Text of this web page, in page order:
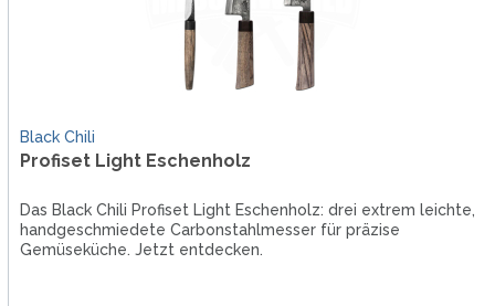
Black Chili
Profiset Light Eschenholz
Das Black Chili Profiset Light Eschenholz: drei extrem leichte,
handgeschmiedete Carbonstahlmesser für präzise
Gemüseküche. Jetzt entdecken.